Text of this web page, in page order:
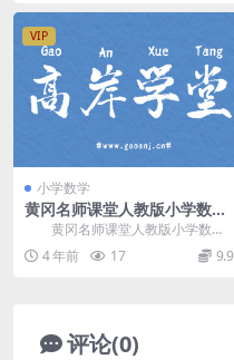
VIP
小学数学
黄冈名师课堂人教版小学数学
二年级上册 百度网盘分享
黄冈名师课堂人教版小学数学
二年级上册，百度网盘分享小学人
教版数学课程2.70...
4 年前 17 9.9
评论(0)